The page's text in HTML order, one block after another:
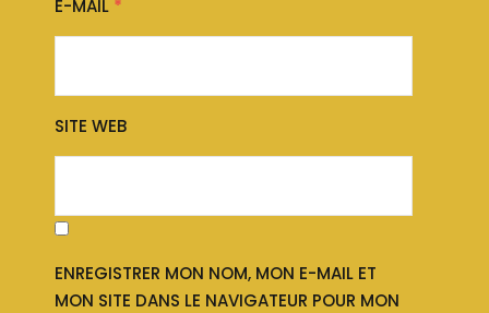
E-MAIL *
SITE WEB
ENREGISTRER MON NOM, MON E-MAIL ET
MON SITE DANS LE NAVIGATEUR POUR MON